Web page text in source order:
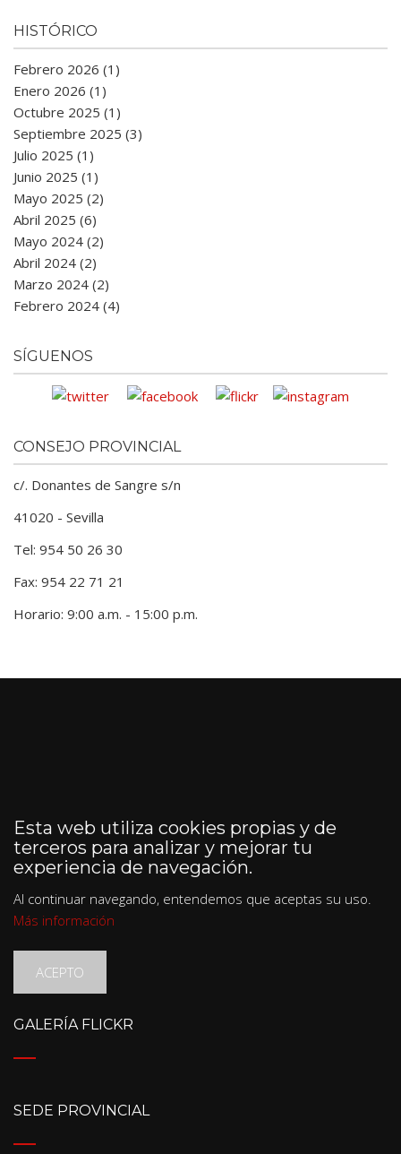
HISTÓRICO
Febrero 2026 (1)
Enero 2026 (1)
Octubre 2025 (1)
Septiembre 2025 (3)
Julio 2025 (1)
Junio 2025 (1)
Mayo 2025 (2)
Abril 2025 (6)
Mayo 2024 (2)
Abril 2024 (2)
Marzo 2024 (2)
Febrero 2024 (4)
SÍGUENOS
CONSEJO PROVINCIAL
c/. Donantes de Sangre s/n
41020 - Sevilla
Tel: 954 50 26 30
Fax: 954 22 71 21
Horario: 9:00 a.m. - 15:00 p.m.
Esta web utiliza cookies propias y de
terceros para analizar y mejorar tu
experiencia de navegación.
Al continuar navegando, entendemos que aceptas su uso.
Más información
ACEPTO
GALERÍA FLICKR
SEDE PROVINCIAL